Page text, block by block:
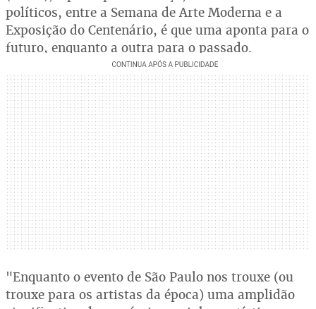
políticos, entre a Semana de Arte Moderna e a
Exposição do Centenário, é que uma aponta para o
futuro, enquanto a outra para o passado.
"Enquanto o evento de São Paulo nos trouxe (ou
trouxe para os artistas da época) uma amplidão